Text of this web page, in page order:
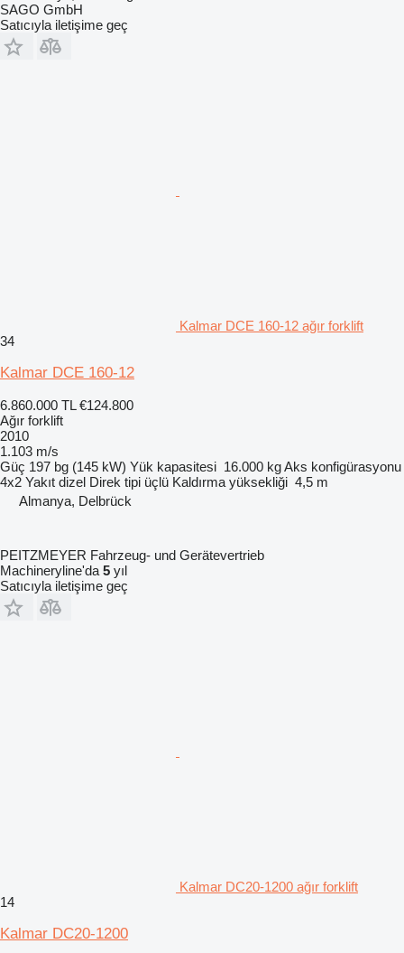
SAGO GmbH
Satıcıyla iletişime geç
Kalmar DCE 160-12 ağır forklift
34
Kalmar DCE 160-12
6.860.000 TL €124.800
Ağır forklift
2010
1.103 m/s
Güç 197 bg (145 kW) Yük kapasitesi 16.000 kgAks konfigürasyonu
4x2 Yakıt dizel Direk tipi üçlü Kaldırma yüksekliği 4,5 m
Almanya, Delbrück
PEITZMEYER Fahrzeug- und Gerätevertrieb
Machineryline'da 5 yıl
Satıcıyla iletişime geç
Kalmar DC20-1200 ağır forklift
14
Kalmar DC20-1200